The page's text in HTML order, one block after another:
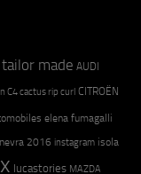
made AUDI
C4 cactus rip curl CITROËN
elena fumagalli
2016 instagram isola
lucastories MAZDA